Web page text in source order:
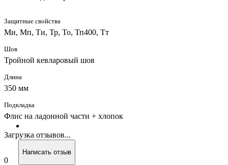
Защитные свойства
Ми, Мп, Ти, Тр, То, Тп400, Тт
Шов
Тройной кевларовый шов
Длина
350 мм
Подкладка
Флис на ладонной части + хлопок
Загрузка отзывов...
0
Написать отзыв